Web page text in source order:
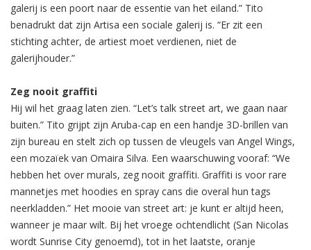
galerij is een poort naar de essentie van het eiland.” Tito
benadrukt dat zijn Artisa een sociale galerij is. “Er zit een
stichting achter, de artiest moet verdienen, niet de
galerijhouder.”
Zeg nooit graffiti
Hij wil het graag laten zien. “Let’s talk street art, we gaan naar
buiten.” Tito grijpt zijn Aruba-cap en een handje 3D-brillen van
zijn bureau en stelt zich op tussen de vleugels van Angel Wings,
een mozaïek van Omaira Silva. Een waarschuwing vooraf: “We
hebben het over murals, zeg nooit graffiti. Graffiti is voor rare
mannetjes met hoodies en spray cans die overal hun tags
neerkladden.” Het mooie van street art: je kunt er altijd heen,
wanneer je maar wilt. Bij het vroege ochtendlicht (San Nicolas
wordt Sunrise City genoemd), tot in het laatste, oranje